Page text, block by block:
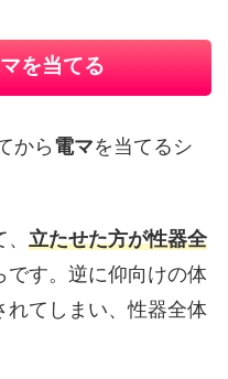
を当てる
から電マを当てるシ
立たせた方が性器全
です。逆に仰向けの体
れてしまい、性器全体